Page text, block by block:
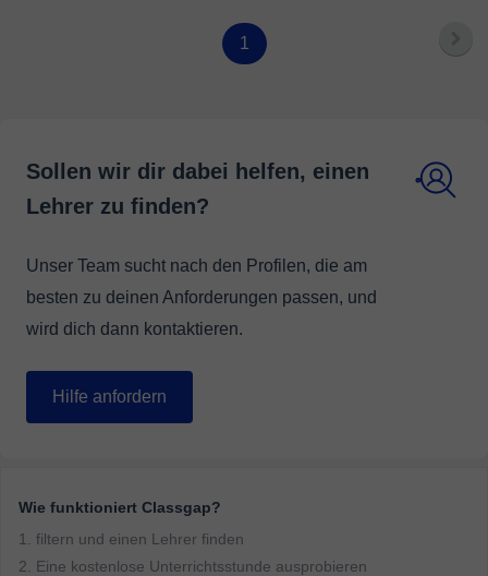
1
Sollen wir dir dabei helfen, einen
Lehrer zu finden?
Unser Team sucht nach den Profilen, die am
besten zu deinen Anforderungen passen, und
wird dich dann kontaktieren.
Hilfe anfordern
Wie funktioniert Classgap?
1. filtern und einen Lehrer finden
2. Eine kostenlose Unterrichtsstunde ausprobieren